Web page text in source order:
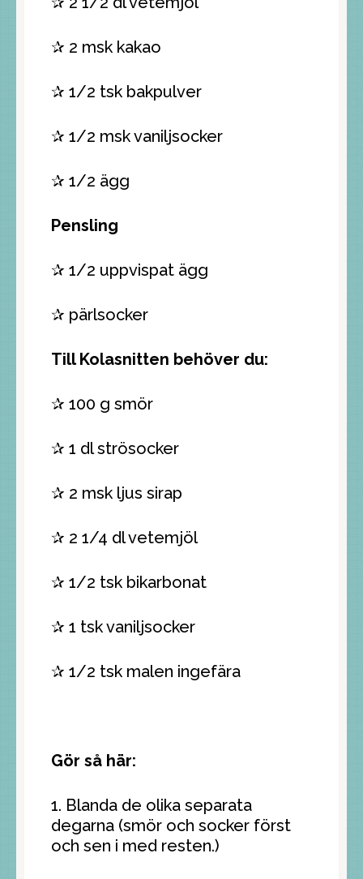
✰ 2 msk kakao
✰ 1/2 tsk bakpulver
✰ 1/2 msk vaniljsocker
✰ 1/2 ägg
Pensling
✰ 1/2 uppvispat ägg
✰ pärlsocker
Till Kolasnitten behöver du:
✰ 100 g smör
✰ 1 dl strösocker
✰ 2 msk ljus sirap
✰ 2 1/4 dl vetemjöl
✰ 1/2 tsk bikarbonat
✰ 1 tsk vaniljsocker
✰ 1/2 tsk malen ingefära
Gör så här:
1. Blanda de olika separata
degarna (smör och socker först
och sen i med resten.)